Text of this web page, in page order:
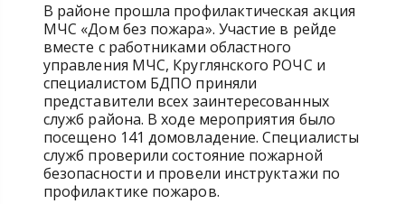
В районе прошла профилактическая акция
МЧС «Дом без пожара». Участие в рейде
вместе с работниками областного
управления МЧС, Круглянского РОЧС и
специалистом БДПО приняли
представители всех заинтересованных
служб района. В ходе мероприятия было
посещено 141 домовладение. Специалисты
служб проверили состояние пожарной
безопасности и провели инструктажи по
профилактике пожаров.